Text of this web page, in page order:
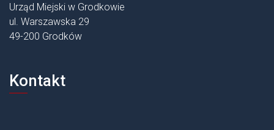
Urząd Miejski w Grodkowie
ul. Warszawska 29
49-200 Grodków
Kontakt